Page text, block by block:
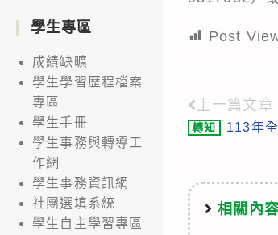
Post
Read
more
上一篇文章
轉知 113年
相關內容
學生專區
成績缺曠
學生學習歷程檔案
專區
學生手冊
學生事務與轉導工
作網
學生事務資訊網
社團選填系統
學生自主學習專區